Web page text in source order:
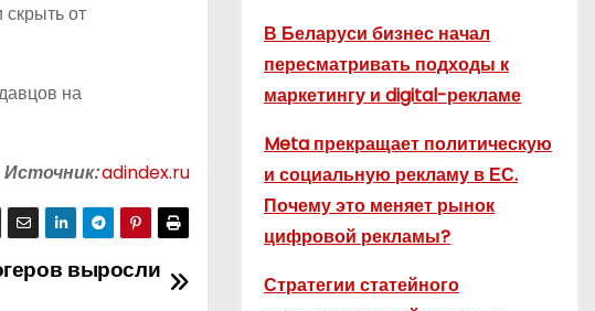
от
на
Источник:adindex.ru
выросли
В Беларуси бизнес начал
пересматривать подходы к
маркетингу и digital-рекламе
Meta прекращает политическую
и социальную рекламу в ЕС.
Почему это меняет рынок
цифровой рекламы?
Стратегии статейного